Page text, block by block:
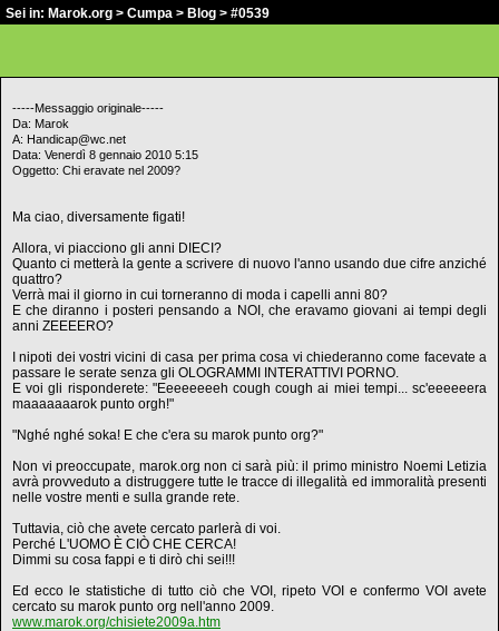
Sei in: Marok.org > Cumpa > Blog > #0539
-----Messaggio originale-----
Da: Marok
A: Handicap@wc.net
Data: Venerdì 8 gennaio 2010 5:15
Oggetto: Chi eravate nel 2009?
Ma ciao, diversamente figati!
Allora, vi piacciono gli anni DIECI?
Quanto ci metterà la gente a scrivere di nuovo l'anno usando due cifre anziché
quattro?
Verrà mai il giorno in cui torneranno di moda i capelli anni 80?
E che diranno i posteri pensando a NOI, che eravamo giovani ai tempi degli
anni ZEEEERO?
I nipoti dei vostri vicini di casa per prima cosa vi chiederanno come facevate a
passare le serate senza gli OLOGRAMMI INTERATTIVI PORNO.
E voi gli risponderete: "Eeeeeeeeh cough cough ai miei tempi... sc'eeeeeera
maaaaaaarok punto orgh!"
"Nghé nghé soka! E che c'era su marok punto org?"
Non vi preoccupate, marok.org non ci sarà più: il primo ministro Noemi Letizia
avrà provveduto a distruggere tutte le tracce di illegalità ed immoralità presenti
nelle vostre menti e sulla grande rete.
Tuttavia, ciò che avete cercato parlerà di voi.
Perché L'UOMO È CIÒ CHE CERCA!
Dimmi su cosa fappi e ti dirò chi sei!!!
Ed ecco le statistiche di tutto ciò che VOI, ripeto VOI e confermo VOI avete
cercato su marok punto org nell'anno 2009.
www.marok.org/chisiete2009a.htm